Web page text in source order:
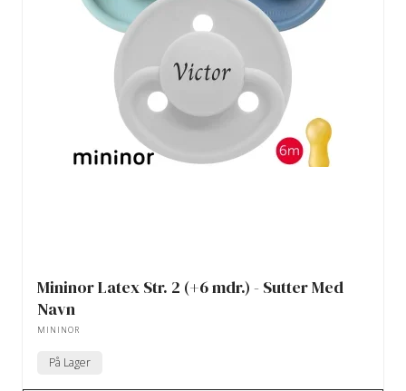
Mininor Latex Str. 2 (+6 mdr.) - Sutter Med
Navn
MININOR
På Lager